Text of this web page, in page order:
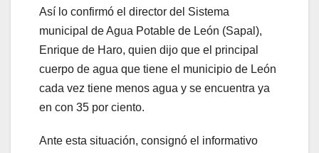
Así lo confirmó el director del Sistema
municipal de Agua Potable de León (Sapal),
Enrique de Haro, quien dijo que el principal
cuerpo de agua que tiene el municipio de León
cada vez tiene menos agua y se encuentra ya
en con 35 por ciento.
Ante esta situación, consignó el informativo